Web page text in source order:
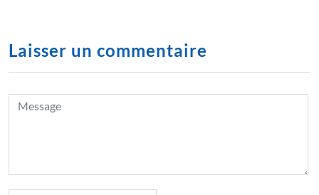
Laisser un commentaire